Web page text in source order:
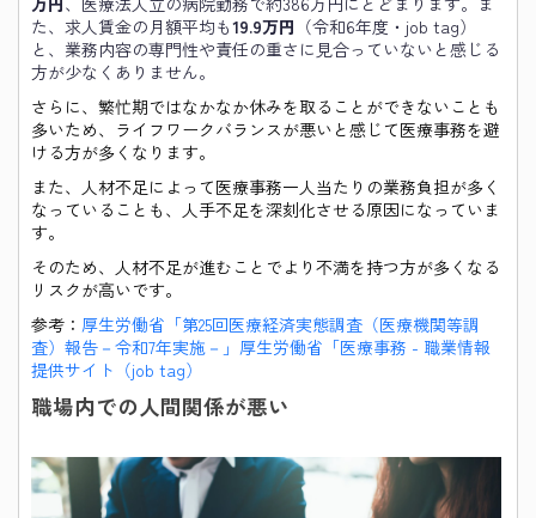
た、求人賃金の月額平均も19.9万円 （令和6年度・job tag）
と、業務内容の専門性や責任の重さに見合っていないと感じる
方が少なくありません。
さらに、繁忙期ではなかなか休みを取ることができないことも
多いため、ライフワークバランスが悪いと感じて医療事務を避
ける方が多くなります。
また、人材不足によって医療事務一人当たりの業務負担が多く
なっていることも、人手不足を深刻化させる原因になっていま
す。
そのため、人材不足が進むことでより不満を持つ方が多くなる
リスクが高いです。
参考： 厚生労働省「第25回医療経済実態調査（医療機関等調
査）報告－令和7年実施－」 厚生労働省「医療事務 - 職業情報
提供サイト（job tag）
職場内での人間関係が悪い